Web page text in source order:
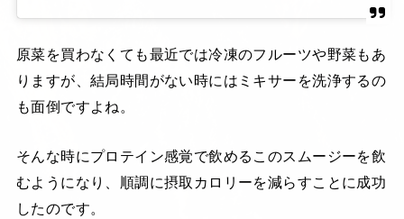
原菜を買わなくても最近では冷凍のフルーツや野菜もあ
りますが、結局時間がない時にはミキサーを洗浄するの
も面倒ですよね。
そんな時にプロテイン感覚で飲めるこのスムージーを飲
むようになり、順調に摂取カロリーを減らすことに成功
したのです。